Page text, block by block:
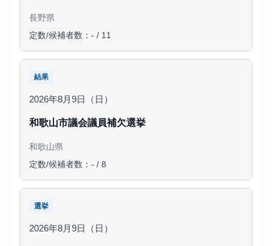
長野県
定数/候補者数：- / 11
結果
2026年8月9日（日）
和歌山市議会議員補欠選挙
和歌山県
定数/候補者数：- / 8
選挙
2026年8月9日（日）